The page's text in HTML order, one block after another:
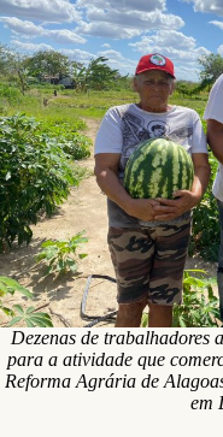
Dezenas de trabalhadores
para a atividade que
Reforma Agrária de
em